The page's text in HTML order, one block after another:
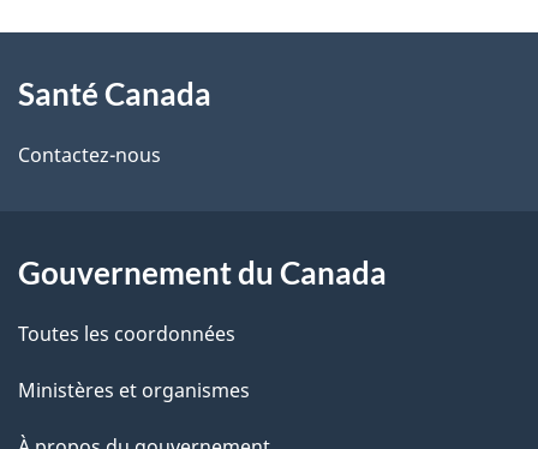
i
l
d
e
propos
de
site
Santé Canada
Contactez-nous
Gouvernement du Canada
Toutes les coordonnées
Ministères et organismes